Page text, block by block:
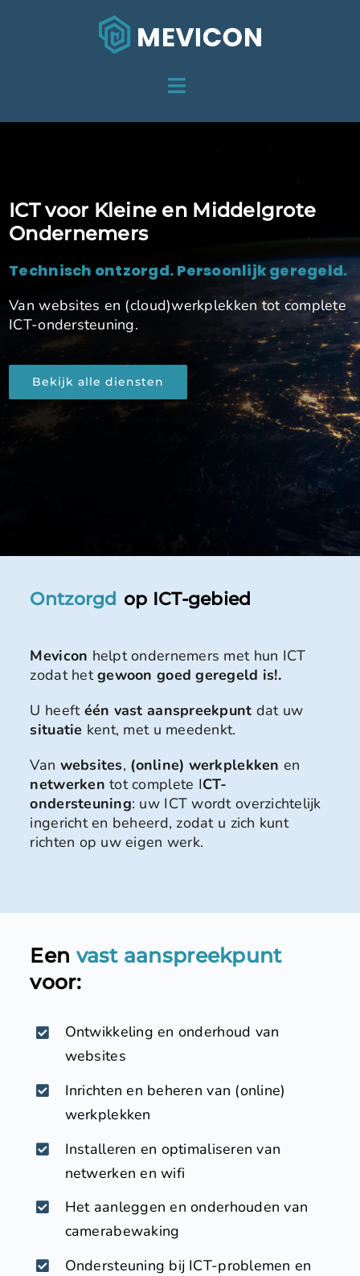
Toggle
Navigation
HOME
OVER MEVICON
PROJECTEN
ICT voor Kleine en Middelgrote
Ondernemers
Technisch ontzorgd. Persoonlijk geregeld.
Van websites en (cloud)werkplekken tot complete
ICT-ondersteuning.
Bekijk alle diensten
Ontzorgd op ICT-gebied
Mevicon helpt ondernemers met hun ICT
zodat hetgewoon goed geregeld is!.
U heeftéén vast aanspreekpunt dat uw
situatie kent, met u meedenkt.
Van websites, (online) werkplekken en
netwerken tot complete ICT-
ondersteuning: uw ICT wordt overzichtelijk
ingericht en beheerd, zodat u zich kunt
richten op uw eigen werk.
Een vast aanspreekpunt
voor:
Ontwikkeling en onderhoud van
websites
Inrichten en beheren van (online)
werkplekken
Installeren en optimaliseren van
netwerken en wifi
Het aanleggen en onderhouden van
camerabewaking
Ondersteuning bij ICT-problemen en